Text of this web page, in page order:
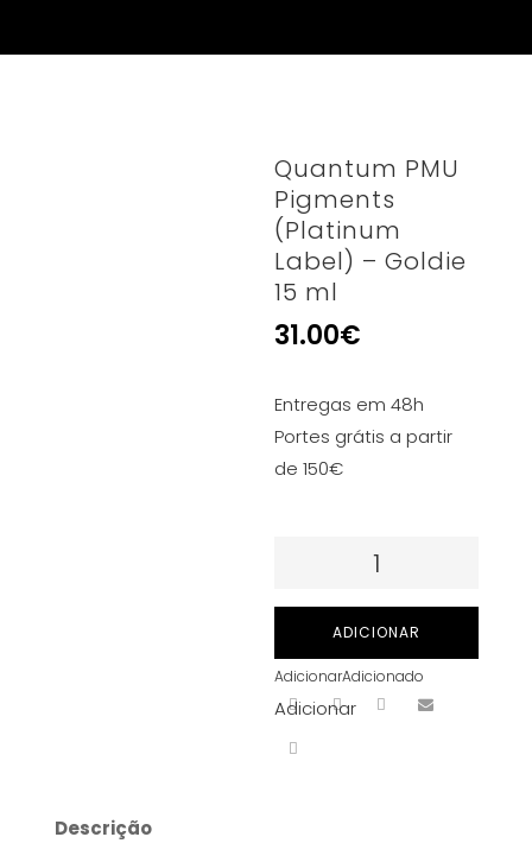
Quantum PMU
Pigments
(Platinum
Label) – Goldie
15 ml
31.00€
Entregas em 48h
Portes grátis a partir
de 150€
Quantidade
Pigments
(Platinum
Label)
ADICIONAR
AdicionarAdicionado
Adicionar
Descrição